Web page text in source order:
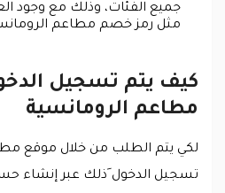
جميع الفئات، وذلك مع وجود
مثل رمز خصم مطاعم
كيف يتم تسجيل
مطاعم الرومانسية
لكي يتم الطلب من خلال موقع
تسجيل الدخول َذلك عبر إنشاء